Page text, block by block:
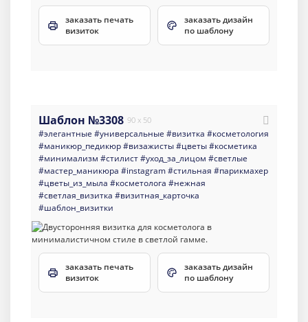
заказать печать
визиток
заказать дизайн
по шаблону
Шаблон №3308 90 x 50
#элегантные #универсальные #визитка #косметология
#маникюр_педикюр#визажисты#цветы#косметика
#минимализм #стилист#уход_за_лицом #светлые
#мастер_маникюра #instagram#стильная #парикмахер
#цветы_из_мыла #косметолога #нежная
#светлая_визитка #визитная_карточка
#шаблон_визитки
заказать печать
визиток
заказать дизайн
по шаблону